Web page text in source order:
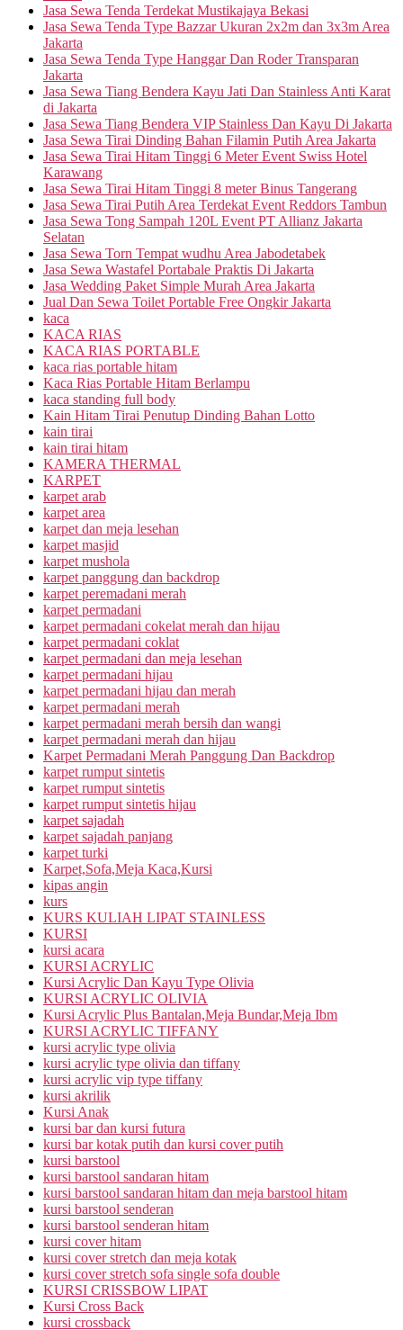
Jasa Sewa Tenda Terdekat Mustikajaya Bekasi
Jasa Sewa Tenda Type Bazzar Ukuran 2x2m dan 3x3m Area
Jakarta
Jasa Sewa Tenda Type Hanggar Dan Roder Transparan
Jakarta
Jasa Sewa Tiang Bendera Kayu Jati Dan Stainless Anti Karat
di Jakarta
Jasa Sewa Tiang Bendera VIP Stainless Dan Kayu Di Jakarta
Jasa Sewa Tirai Dinding Bahan Filamin Putih Area Jakarta
Jasa Sewa Tirai Hitam Tinggi 6 Meter Event Swiss Hotel
Karawang
Jasa Sewa Tirai Hitam Tinggi 8 meter Binus Tangerang
Jasa Sewa Tirai Putih Area Terdekat Event Reddors Tambun
Jasa Sewa Tong Sampah 120L Event PT Allianz Jakarta
Selatan
Jasa Sewa Torn Tempat wudhu Area Jabodetabek
Jasa Sewa Wastafel Portabale Praktis Di Jakarta
Jasa Wedding Paket Simple Murah Area Jakarta
Jual Dan Sewa Toilet Portable Free Ongkir Jakarta
kaca
KACA RIAS
KACA RIAS PORTABLE
kaca rias portable hitam
Kaca Rias Portable Hitam Berlampu
kaca standing full body
Kain Hitam Tirai Penutup Dinding Bahan Lotto
kain tirai
kain tirai hitam
KAMERA THERMAL
KARPET
karpet arab
karpet area
karpet dan meja lesehan
karpet masjid
karpet mushola
karpet panggung dan backdrop
karpet peremadani merah
karpet permadani
karpet permadani cokelat merah dan hijau
karpet permadani coklat
karpet permadani dan meja lesehan
karpet permadani hijau
karpet permadani hijau dan merah
karpet permadani merah
karpet permadani merah bersih dan wangi
karpet permadani merah dan hijau
Karpet Permadani Merah Panggung Dan Backdrop
karpet rumput sintetis
karpet rumput sintetis
karpet rumput sintetis hijau
karpet sajadah
karpet sajadah panjang
karpet turki
Karpet,Sofa,Meja Kaca,Kursi
kipas angin
kurs
KURS KULIAH LIPAT STAINLESS
KURSI
kursi acara
KURSI ACRYLIC
Kursi Acrylic Dan Kayu Type Olivia
KURSI ACRYLIC OLIVIA
Kursi Acrylic Plus Bantalan,Meja Bundar,Meja Ibm
KURSI ACRYLIC TIFFANY
kursi acrylic type olivia
kursi acrylic type olivia dan tiffany
kursi acrylic vip type tiffany
kursi akrilik
Kursi Anak
kursi bar dan kursi futura
kursi bar kotak putih dan kursi cover putih
kursi barstool
kursi barstool sandaran hitam
kursi barstool sandaran hitam dan meja barstool hitam
kursi barstool senderan
kursi barstool senderan hitam
kursi cover hitam
kursi cover stretch dan meja kotak
kursi cover stretch sofa single sofa double
KURSI CRISSBOW LIPAT
Kursi Cross Back
kursi crossback